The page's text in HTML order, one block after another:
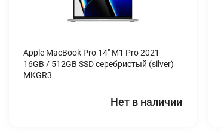
Apple MacBook Pro 14″ M1 Pro 2021
16GB / 512GB SSD серебристый (silver)
MKGR3
Нет в наличии